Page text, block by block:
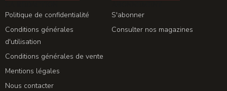
Politique de confidentialité
Conditions générales
d'utilisation
Conditions générales de vente
Mentions légales
Nous contacter
S'abonner
Consulter nos magazines